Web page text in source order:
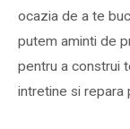
ocazia de a te
putem aminti de
pentru a construi
intretine si repara